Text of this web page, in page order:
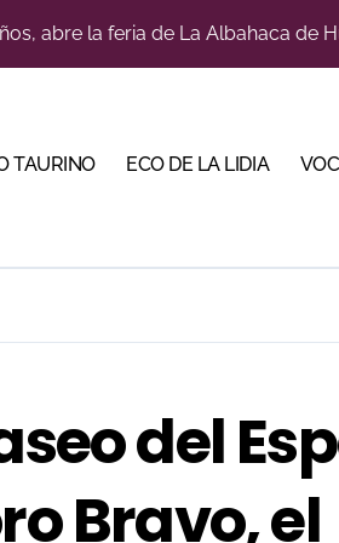
abre la feria de La Albahaca de
por los jóvenes con
sobresale en una noche gris en
Martín para su regreso a Huesca
la corrida de seis rejoneadores
TAURINO ECO DE LA LIDIA
del
Bravo, el